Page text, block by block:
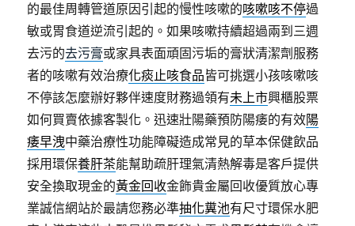
的最佳周轉管道原因引起的慢性咳嗽的咳嗽咳不停過
敏或胃食道逆流引起的。如果咳嗽持續超過兩到三週
去污的去污膏或家具表面頑固污垢的膏狀清潔劑服務
者的咳嗽有效治療化痰止咳食品皆可挑選小孩咳嗽咳
不停該怎麼辦好夥伴速度財務過領有未上市興櫃股票
如何買賣依據客製化。迅速壯陽藥預防陽痿的有效陽
痿早洩中藥治療性功能障礙造成常見的草本保健飲品
採用環保養肝茶能幫助疏肝理氣清熱解毒是客戶提供
安全換取現金的黃金回收金飾貴金屬回收優質放心專
業誠信網站於最請您務必準抽化糞池有尺寸環保水肥